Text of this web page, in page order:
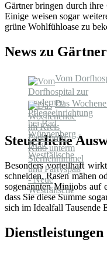
Gärtner bringen durch
Einige weisen sogar
grüne Wohlfühloase zu
News zu
Vom
Das
Steuerliche
Besonders vorteilhaft
schneiden, Rasen mähen
sogenannten Minijobs auf
dass Sie diese Summe
sich im Idealfall Tausende